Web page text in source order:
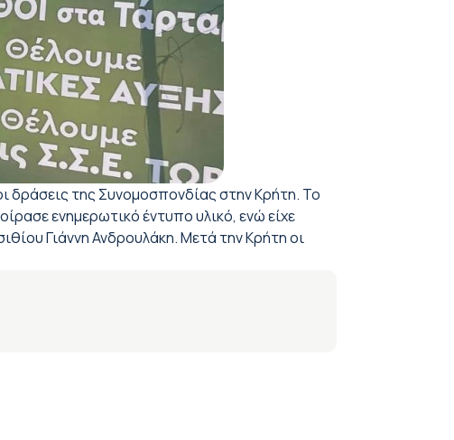
δράσεις της Συνομοσπονδίας στην Κρήτη. Το
ενημερωτικό έντυπο υλικό, ενώ είχε
Γιάννη Ανδρουλάκη. Μετά την Κρήτη οι